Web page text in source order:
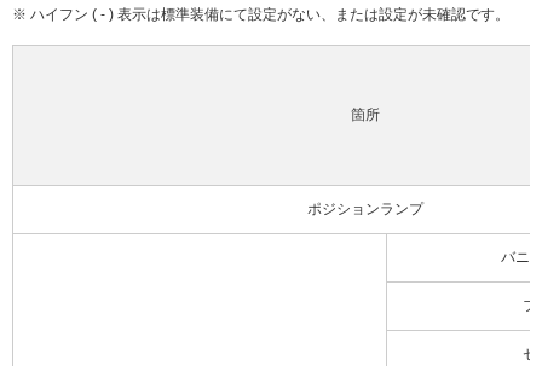
※ ハイフン ( - ) 表示は標準装備にて設定がない、または設定が未確認です。
箇所
ポジションランプ
バニ
フ
セ